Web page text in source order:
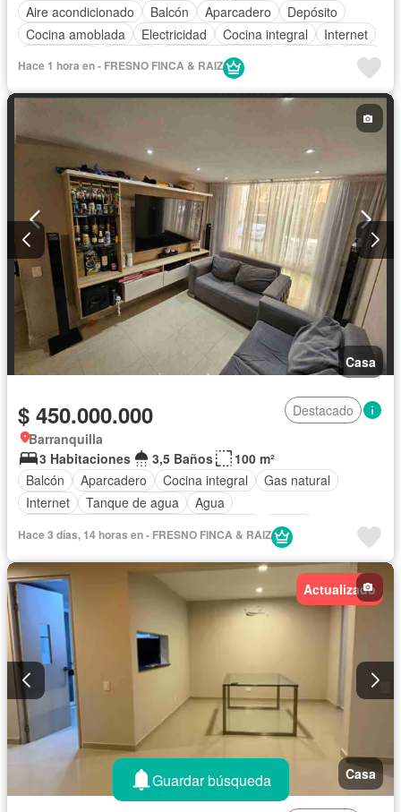
Aire acondicionado
Balcón Aparcadero
Depósito
Cocina amoblada
Electricidad Cocina integral
Internet
Cuarto de servicio
Agua
Área infantil
Acceso para personas con discapacidad
Jardín
Sauna
Seguridad privada
Permite mascotas
Permite niños
Hace 1 hora en - FRESNO FINCA & RAIZ
Casa
$ 450.000.000
Destacado
Barranquilla
3 Habitaciones
3,5 Baños
100 m²
Balcón
Aparcadero Cocina integral
Gas natural
Internet
Tanque de agua
Agua
Jardín
Caseta de vigilancia
Seguridad privada
Piscina
Permite mascotas
Permite niños
Hace 3 días, 14 horas en - FRESNO FINCA & RAIZ
Actualizado
Casa
Guardar búsqueda